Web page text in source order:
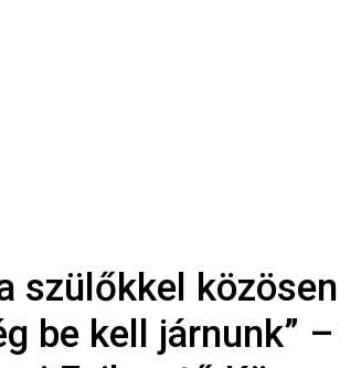
szülőkkel
be kell járnunk”